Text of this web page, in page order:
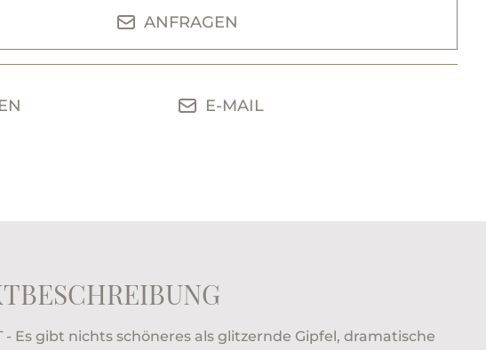
ANFRAGEN
E-MAIL
- Es gibt nichts schöneres als glitzernde Gipfel, dramatische